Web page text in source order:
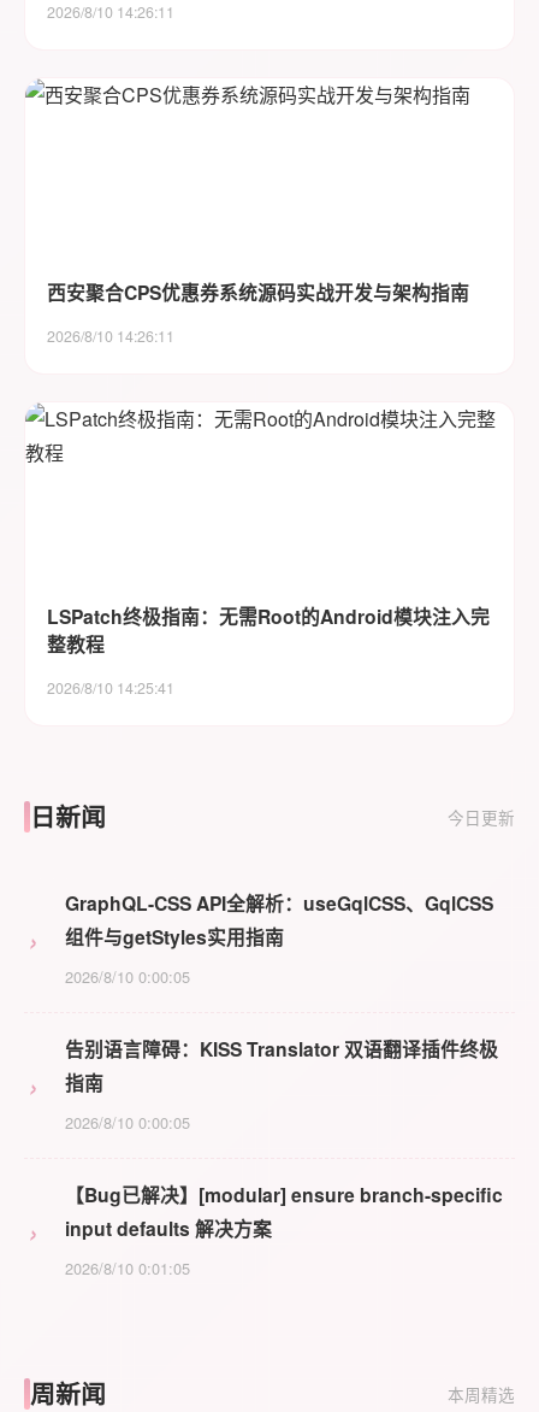
2026/8/10 14:26:11
西安聚合CPS优惠券系统源码实战开发与架构指南
2026/8/10 14:26:11
LSPatch终极指南：无需Root的Android模块注入完
整教程
2026/8/10 14:25:41
日新闻 今日更新
›
GraphQL-CSS API全解析：useGqlCSS、GqlCSS
组件与getStyles实用指南
2026/8/10 0:00:05
›
告别语言障碍：KISS Translator 双语翻译插件终极
指南
2026/8/10 0:00:05
›
【Bug已解决】[modular] ensure branch-specific
input defaults 解决方案
2026/8/10 0:01:05
周新闻 本周精选